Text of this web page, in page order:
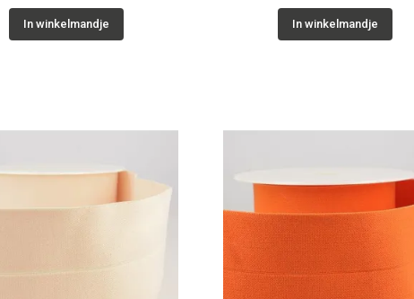
In winkelmandje In winkelmandje